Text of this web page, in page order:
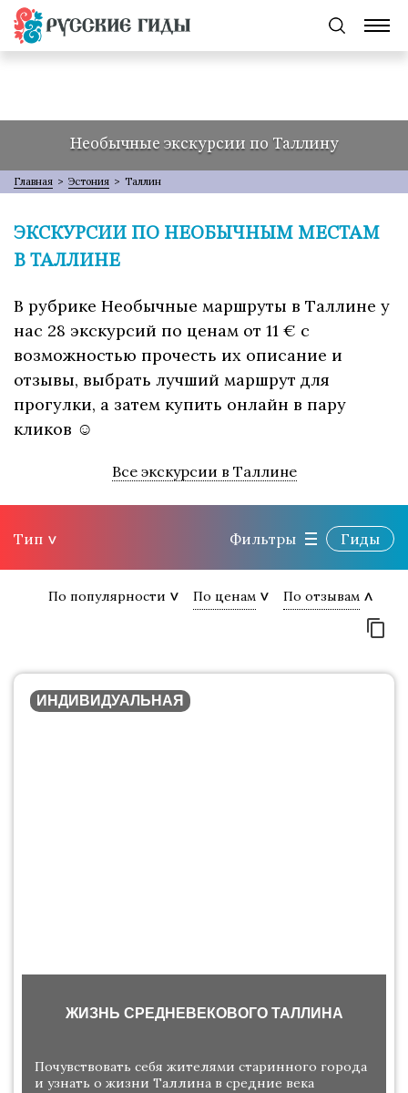
Необычные экскурсии по Таллину
Главная > Эстония > Таллин
ЭКСКУРСИИ ПО НЕОБЫЧНЫМ МЕСТАМ
В ТАЛЛИНЕ
В рубрике Необычные маршруты в Таллине у
нас 28 экскурсий по ценам от 11 € с
возможностью прочесть их описание и
отзывы, выбрать лучший маршрут для
прогулки, а затем купить онлайн в пару
кликов ☺
Все экскурсии в Таллине
Тип Фильтры Гиды
По популярности По ценам По отзывам
ИНДИВИДУАЛЬНАЯ
ЖИЗНЬ СРЕДНЕВЕКОВОГО ТАЛЛИНА
Почувствовать себя жителями старинного города
и узнать о жизни Таллина в средние века